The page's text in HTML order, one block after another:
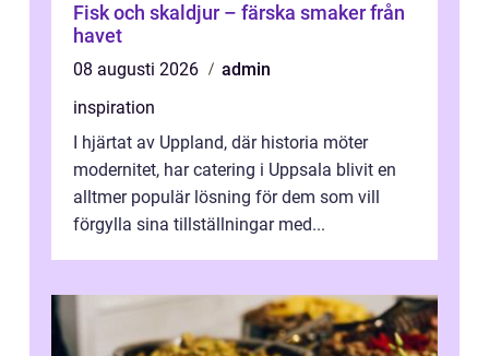
Fisk och skaldjur – färska smaker från
havet
08 augusti 2026
admin
inspiration
I hjärtat av Uppland, där historia möter
modernitet, har catering i Uppsala blivit en
alltmer populär lösning för dem som vill
förgylla sina tillställningar med...